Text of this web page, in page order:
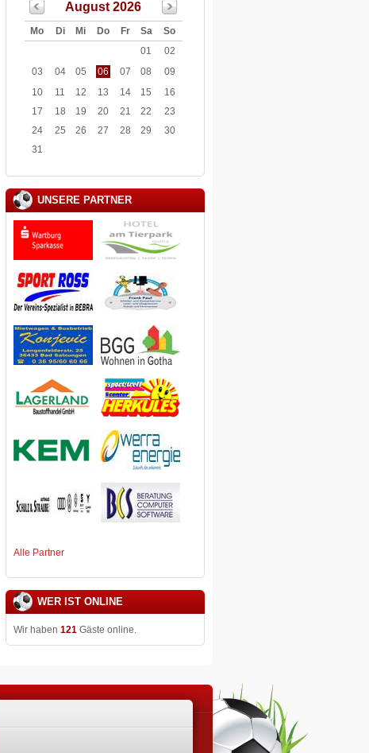
August 2026
Mo Di Mi Do Fr Sa
So
01
02
03
04 05 06 07 08
09
10
11 12 13 14 15
16
17
18 19 20 21 22
23
24
25 26 27 28 29
30
31
UNSERE PARTNER
Alle Partner
WER IST ONLINE
Wir haben 121Gäste online.